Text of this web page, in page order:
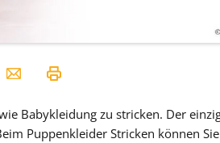
Babykleidung zu stricken. Der
Puppenkleider Stricken können Sie